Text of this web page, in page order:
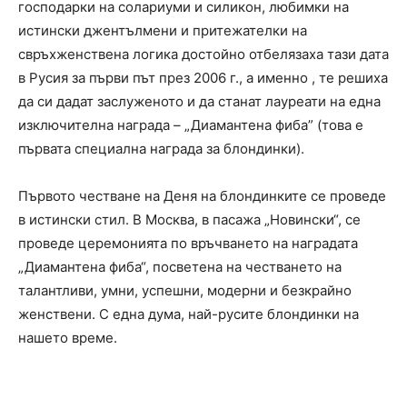
господарки на солариуми и силикон, любимки на
истински джентълмени и притежателки на
свръхженствена логика достойно отбелязаха тази дата
в Русия за първи път през 2006 г., а именно , те решиха
да си дадат заслуженото и да станат лауреати на една
изключителна награда – „Диамантена фиба” (това е
първата специална награда за блондинки).
Първото честване на Деня на блондинките се проведе
в истински стил. В Москва, в пасажа „Новински“, се
проведе церемонията по връчването на наградата
„Диамантена фиба“, посветена на честването на
талантливи, умни, успешни, модерни и безкрайно
женствени. С една дума, най-русите блондинки на
нашето време.